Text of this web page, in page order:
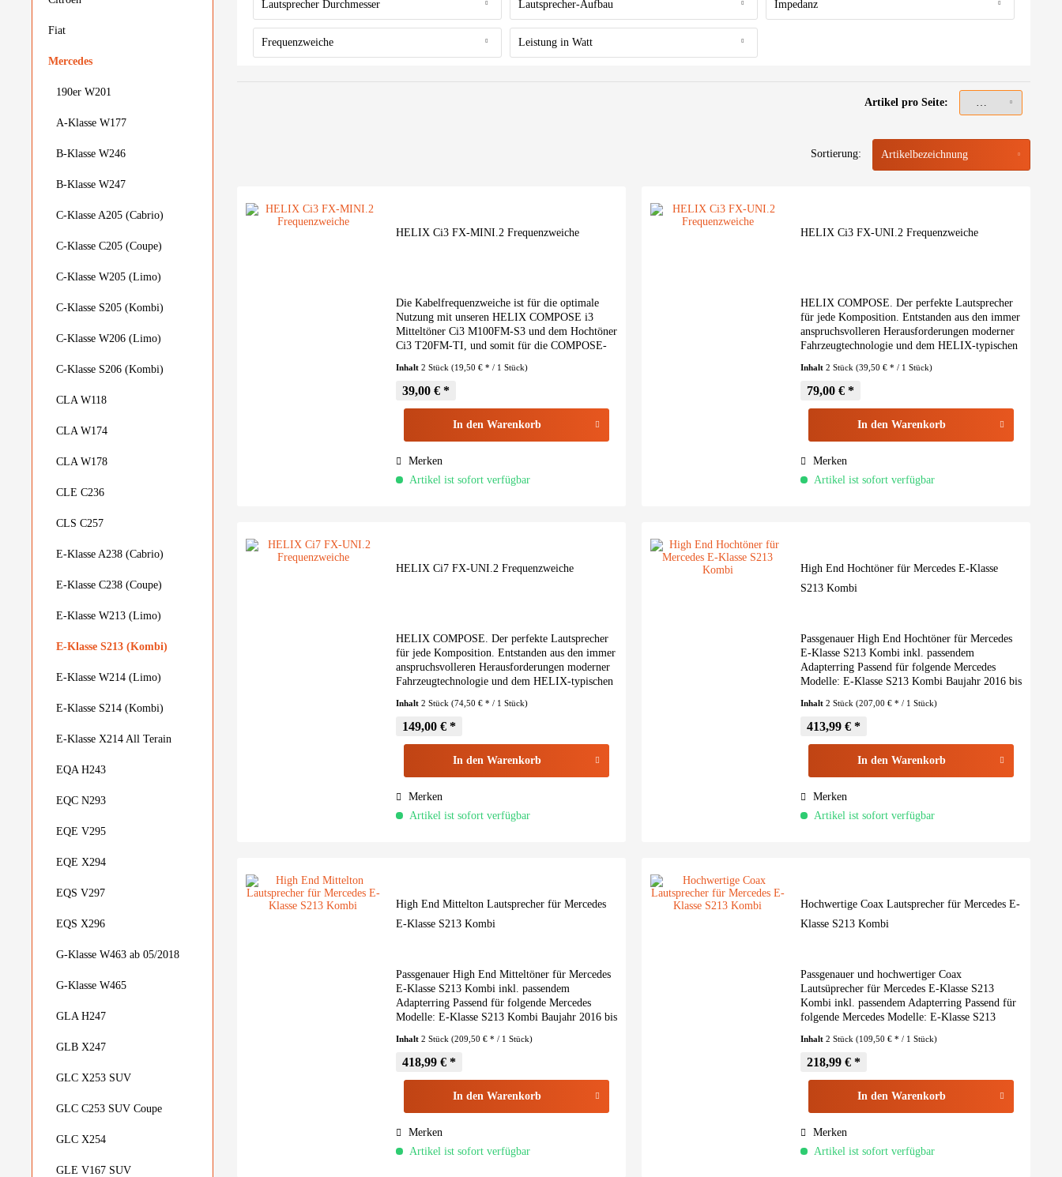
Fiat
Mercedes
190er W201
A-Klasse W177
B-Klasse W246
B-Klasse W247
C-Klasse A205 (Cabrio)
C-Klasse C205 (Coupe)
C-Klasse W205 (Limo)
C-Klasse S205 (Kombi)
C-Klasse W206 (Limo)
C-Klasse S206 (Kombi)
CLA W118
CLA W174
CLA W178
CLE C236
CLS C257
E-Klasse A238 (Cabrio)
E-Klasse C238 (Coupe)
E-Klasse W213 (Limo)
E-Klasse S213 (Kombi)
E-Klasse W214 (Limo)
E-Klasse S214 (Kombi)
E-Klasse X214 All Terain
EQA H243
EQC N293
EQE V295
EQE X294
EQS V297
EQS X296
G-Klasse W463 ab 05/2018
G-Klasse W465
GLA H247
GLB X247
GLC X253 SUV
GLC C253 SUV Coupe
GLC X254
GLE V167 SUV
2-Wege
Made in China
Made in Germany
Lautsprecher
Lautsprecher Durchmesser
passend für Mercedes
Lautsprecher-Aufbau
Coaxial-System
Hochtöner
Impedanz
Frequenzweiche Leistung in Watt
Artikel pro Seite:
Sortierung:
HELIX Ci3 FX-MINI.2 Frequenzweiche
Die Kabelfrequenzweiche ist für die optimale
Nutzung mit unseren HELIX COMPOSE i3
Mitteltöner Ci3 M100FM-S3 und dem Hochtöner
Ci3 T20FM-TI, und somit für die COMPOSE-
Fahrzeug, konzipiert. Dank...
Inhalt 2 Stück (19,50 € * / 1 Stück)
39,00 € *
In den Warenkorb
Merken
Artikel ist sofort verfügbar
HELIX Ci3 FX-UNI.2 Frequenzweiche
HELIX COMPOSE. Der perfekte Lautsprecher
für jede Komposition. Entstanden aus den immer
anspruchsvolleren Herausforderungen moderner
Fahrzeugtechnologie und dem HELIX-typischen
wir die...
Inhalt 2 Stück (39,50 € * / 1 Stück)
79,00 € *
In den Warenkorb
Merken
Artikel ist sofort verfügbar
HELIX Ci7 FX-UNI.2 Frequenzweiche
HELIX COMPOSE. Der perfekte Lautsprecher
für jede Komposition. Entstanden aus den immer
anspruchsvolleren Herausforderungen moderner
Fahrzeugtechnologie und dem HELIX-typischen
wir die...
Inhalt 2 Stück (74,50 € * / 1 Stück)
149,00 € *
In den Warenkorb
Merken
Artikel ist sofort verfügbar
High End Hochtöner für Mercedes E-Klasse
S213 Kombi
Passgenauer High End Hochtöner für Mercedes
E-Klasse S213 Kombi inkl. passendem
Adapterring Passend für folgende Mercedes
Modelle: E-Klasse S213 Kombi Baujahr 2016 bis
Hochtöneraufnahme wird zur...
Inhalt 2 Stück (207,00 € * / 1 Stück)
413,99 € *
In den Warenkorb
Merken
Artikel ist sofort verfügbar
High End Mittelton Lautsprecher für Mercedes
E-Klasse S213 Kombi
Passgenauer High End Mitteltöner für Mercedes
E-Klasse S213 Kombi inkl. passendem
Adapterring Passend für folgende Mercedes
Modelle: E-Klasse S213 Kombi Baujahr 2016 bis
Germany” Die HELIX COMPOSE i7...
Inhalt 2 Stück (209,50 € * / 1 Stück)
418,99 € *
In den Warenkorb
Merken
Artikel ist sofort verfügbar
Hochwertige Coax Lautsprecher für Mercedes E-
Klasse S213 Kombi
Passgenauer und hochwertiger Coax
Lautsüprecher für Mercedes E-Klasse S213
Kombi inkl. passendem Adapterring Passend für
folgende Mercedes Modelle: E-Klasse S213
Highlight Die i3 Koaxialsysteme...
Inhalt 2 Stück (109,50 € * / 1 Stück)
218,99 € *
In den Warenkorb
Merken
Artikel ist sofort verfügbar